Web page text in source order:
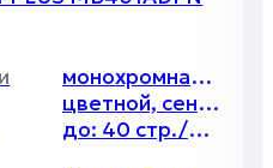
монохромная, лазерная
цветной, сенсорный, размером 7,2 см
до: 40 стр./мин 1 ( A4)